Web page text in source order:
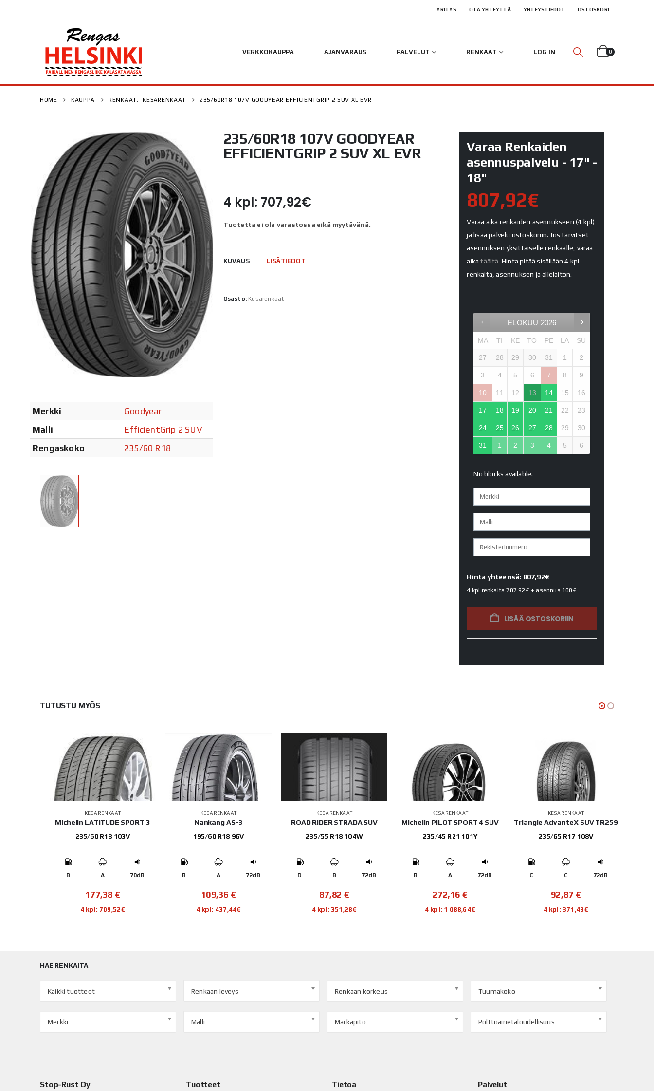
YRITYS OTA YHTEYTTÄ YHTEYSTIEDOT OSTOSKORI
VERKKOKAUPPA AJANVARAUS PALVELUT RENKAAT LOG IN 0
HOME KAUPPA RENKAAT, KESÄRENKAAT 235/60R18 107V GOODYEAR EFFICIENTGRIP 2 SUV XL EVR
Merkki
Goodyear
Malli
EfficientGrip 2 SUV
Rengaskoko
235/60 R18
235/60R18 107V GOODYEAR
EFFICIENTGRIP 2 SUV XL EVR
4 kpl: 707,92€
Tuotetta ei ole varastossa eikä myytävänä.
KUVAUS LISÄTIEDOT
Osasto: Kesärenkaat
Varaa Renkaiden
asennuspalvelu - 17" -
18"
807,92€
Varaa aika renkaiden asennukseen (4 kpl)
ja lisää palvelu ostoskoriin. Jos tarvitset
asennuksen yksittäiselle renkaalle, varaa
aikatäältä. Hinta pitää sisällään 4 kpl
renkaita, asennuksen ja allelaiton.
ELOKUU 2026
MA TI KE TO PE LA SU
27 28 29 30 31 1 2
3 4 5 6 7 8 9
10 11 12 13 14 15 16
17 18 19 20 21 22 23
24 25 26 27 28 29 30
31 1 2 3 4 5 6
No blocks available.
Hinta yhteensä: 807,92€
4 kpl renkaita707.92€+ asennus 100€
LISÄÄ OSTOSKORIIN
TUTUSTU MYÖS
KESÄRENKAAT
Michelin LATITUDE SPORT 3
235/60 R18 103V
B A 70dB
177,38 €
4 kpl: 709,52€
KESÄRENKAAT
Nankang AS-3
195/60 R18 96V
B A 72dB
109,36 €
4 kpl: 437,44€
KESÄRENKAAT
ROAD RIDER STRADA SUV
235/55 R18 104W
D B 72dB
87,82 €
4 kpl: 351,28€
KESÄRENKAAT
Michelin PILOT SPORT 4 SUV
235/45 R21 101Y
B A 72dB
272,16 €
4 kpl: 1 088,64€
KESÄRENKAAT
Triangle AdvanteX SUV TR259
235/65 R17 108V
C C 72dB
92,87 €
4 kpl: 371,48€
HAE RENKAITA
Kaikki tuotteet Renkaan leveys Renkaan korkeus Tuumakoko
Merkki Malli Märkäpito Polttoainetaloudellisuus
Stop-Rust Oy Tuotteet Tietoa Palvelut